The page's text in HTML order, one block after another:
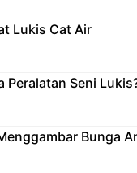
Lukis Cat Air
Peralatan Seni
Bunga